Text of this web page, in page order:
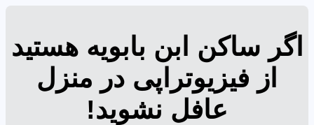
اگر ساکن ابن بابویه هستید
از فیزیوتراپی در منزل
عافل نشوید!